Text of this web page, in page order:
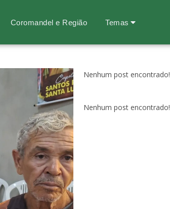
Coromandel e Região Temas
Nenhum post encontrado!
Nenhum post encontrado!